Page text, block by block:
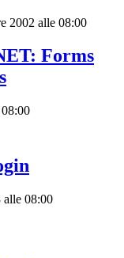
2002 alle 08:00
Forms
alle 08:00